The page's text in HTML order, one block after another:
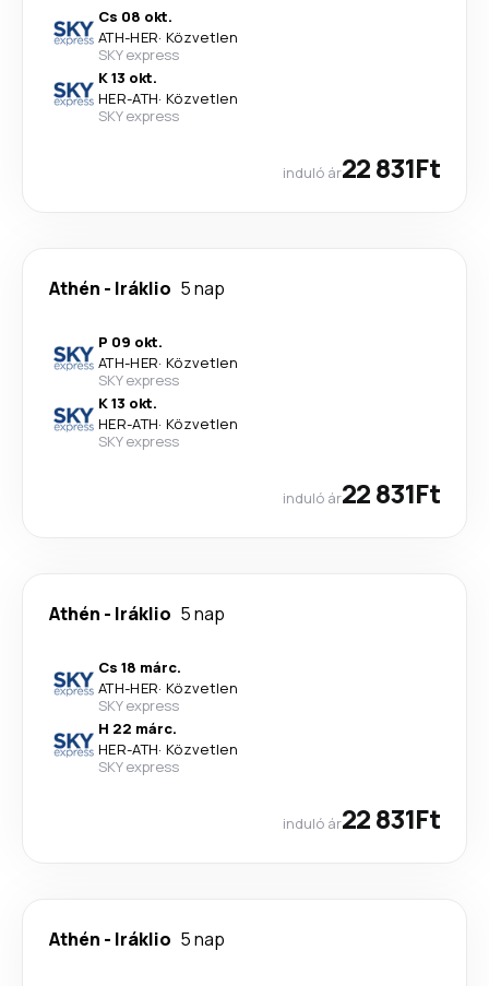
Cs 08 okt.
ATH-HER· Közvetlen
SKY express
K 13 okt.
HER-ATH· Közvetlen
SKY express
induló ár22 831Ft
Athén - Iráklio 5 nap
P 09 okt.
ATH-HER· Közvetlen
SKY express
K 13 okt.
HER-ATH· Közvetlen
SKY express
induló ár22 831Ft
Athén - Iráklio 5 nap
Cs 18 márc.
ATH-HER· Közvetlen
SKY express
H 22 márc.
HER-ATH· Közvetlen
SKY express
induló ár22 831Ft
Athén - Iráklio 5 nap